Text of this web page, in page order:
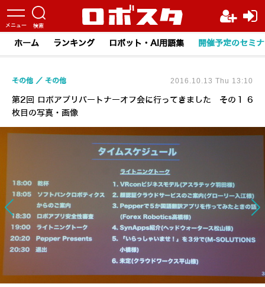
ホーム ランキング ロボット・AI用語集 開催予定のセミ
第2回 ロボアプリパートナーオフ会に行ってきました その１ 6
枚目の写真・画像
その他 その他 2016.10.13 Thu 13:10